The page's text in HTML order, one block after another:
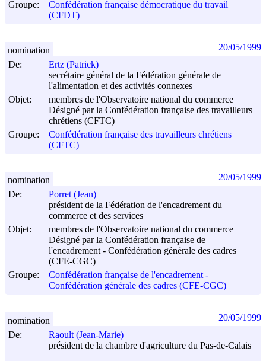
Groupe:
Confédération française démocratique du travail
(CFDT)
De:
Ertz (Patrick)
secrétaire général de la Fédération générale de
l'alimentation et des activités connexes
Objet:
membres de l'Observatoire national du commerce
Désigné par la Confédération française des travailleurs
chrétiens (CFTC)
Groupe:
Confédération française des travailleurs chrétiens
(CFTC)
nomination 20/05/1999
De:
Porret (Jean)
président de la Fédération de l'encadrement du
commerce et des services
Objet:
membres de l'Observatoire national du commerce
Désigné par la Confédération française de
l'encadrement - Confédération générale des cadres
(CFE-CGC)
Groupe:
Confédération française de l'encadrement -
Confédération générale des cadres (CFE-CGC)
nomination 20/05/1999
De:
Raoult (Jean-Marie)
président de la chambre d'agriculture du Pas-de-Calais
nomination 20/05/1999